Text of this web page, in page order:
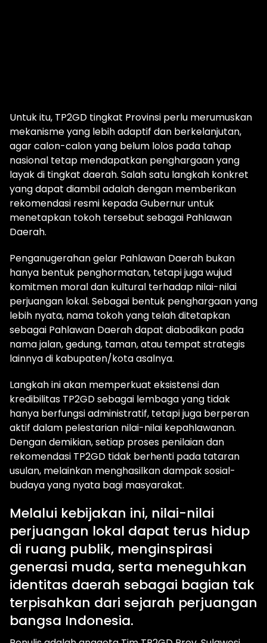
Untuk itu, TP2GD tingkat Provinsi perlu merumuskan
mekanisme yang lebih adaptif dan berkelanjutan,
agar calon-calon yang belum lolos pada tahap
nasional tetap mendapatkan penghargaan yang
layak di tingkat daerah. Salah satu langkah konkret
yang dapat diambil adalah dengan memberikan
rekomendasi resmi kepada Gubernur untuk
menetapkan tokoh tersebut sebagai Pahlawan
Daerah.
Penganugerahan gelar Pahlawan Daerah bukan
hanya bentuk penghormatan, tetapi juga wujud
komitmen moral dan kultural terhadap nilai-nilai
perjuangan lokal. Sebagai bentuk penghargaan yang
lebih nyata, nama tokoh yang telah ditetapkan
sebagai Pahlawan Daerah dapat diabadikan pada
nama jalan, gedung, taman, atau tempat strategis
lainnya di kabupaten/kota asalnya.
Langkah ini akan memperkuat eksistensi dan
kredibilitas TP2GD sebagai lembaga yang tidak
hanya berfungsi administratif, tetapi juga berperan
aktif dalam pelestarian nilai-nilai kepahlawanan.
Dengan demikian, setiap proses penilaian dan
rekomendasi TP2GD tidak berhenti pada tataran
usulan, melainkan menghasilkan dampak sosial-
budaya yang nyata bagi masyarakat.
Melalui kebijakan ini, nilai-nilai
perjuangan lokal dapat terus hidup
di ruang publik, menginspirasi
generasi muda, serta meneguhkan
identitas daerah sebagai bagian tak
terpisahkan dari sejarah perjuangan
bangsa Indonesia.